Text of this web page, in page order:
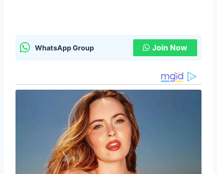
WhatsApp Group Join Now